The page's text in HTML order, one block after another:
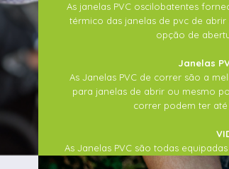
As janelas PVC oscilobatentes
térmico das janelas de pvc de
opção de
Janelas
As Janelas PVC de correr são a
para janelas de abrir ou mesmo
correr podem ter
As Janelas PVC são todas
premium com